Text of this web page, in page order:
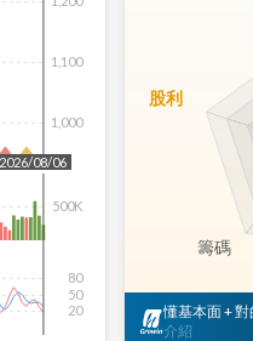
1,000
1,100
2026/08/06
500K
20
50
80
籌碼
股利
懂基本面 +
介紹